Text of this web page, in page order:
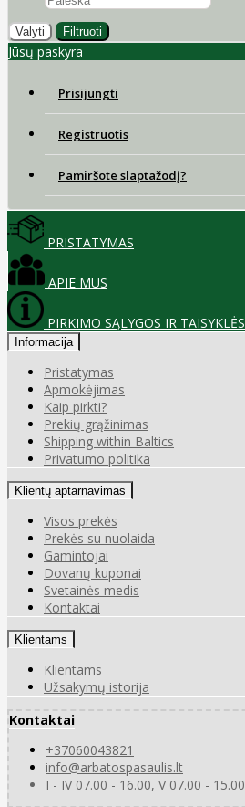
Valyti Filtruoti
Jūsų paskyra
Prisijungti
Registruotis
Pamiršote slaptažodį?
PRISTATYMAS
APIE MUS
PIRKIMO SĄLYGOS IR TAISYKLĖS
Informacija
Pristatymas
Apmokėjimas
Kaip pirkti?
Prekių grąžinimas
Shipping within Baltics
Privatumo politika
Klientų aptarnavimas
Visos prekės
Prekės su nuolaida
Gamintojai
Dovanų kuponai
Svetainės medis
Kontaktai
Klientams
Klientams
Užsakymų istorija
Kontaktai
+37060043821
info@arbatospasaulis.lt
I - IV 07.00 - 16.00, V 07.00 - 15.00